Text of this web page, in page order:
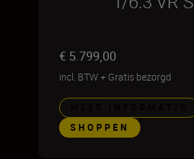
€ 5.799,00
incl. BTW + Gratis bezorgd
SHOPPEN